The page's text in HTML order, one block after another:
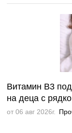
Витамин B3
на деца с
от 06 авг 2026г.